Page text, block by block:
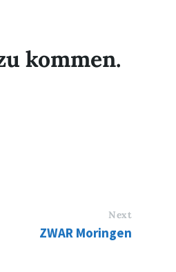
kommen.
Next
ZWAR Moringen